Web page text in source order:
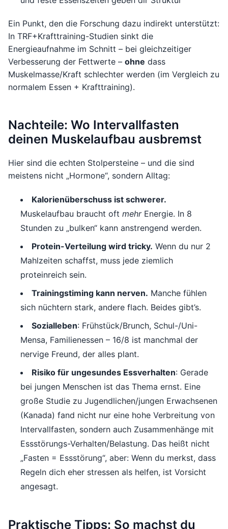
Ein Punkt, den die Forschung dazu indirekt unterstützt:
In TRF+Krafttraining-Studien sinkt die
Energieaufnahme im Schnitt – bei gleichzeitiger
Verbesserung der Fettwerte – ohne dass
Muskelmasse/Kraft schlechter werden (im Vergleich zu
normalem Essen + Krafttraining).
Nachteile: Wo Intervallfasten
deinen Muskelaufbau ausbremst
Hier sind die echten Stolpersteine – und die sind
meistens nicht „Hormone“, sondern Alltag:
Kalorienüberschuss ist schwerer.
Muskelaufbau braucht oft mehrEnergie. In 8
Stunden zu „bulken“ kann anstrengend werden.
Protein-Verteilung wird tricky. Wenn du nur 2
Mahlzeiten schaffst, muss jede ziemlich
proteinreich sein.
Trainingstiming kann nerven. Manche fühlen
sich nüchtern stark, andere flach. Beides gibt’s.
Sozialleben: Frühstück/Brunch, Schul-/Uni-
Mensa, Familienessen – 16/8 ist manchmal der
nervige Freund, der alles plant.
Risiko für ungesundes Essverhalten: Gerade
bei jungen Menschen ist das Thema ernst. Eine
große Studie zu Jugendlichen/jungen Erwachsenen
(Kanada) fand nicht nur eine hohe Verbreitung von
Intervallfasten, sondern auch Zusammenhänge mit
Essstörungs-Verhalten/Belastung. Das heißt nicht
„Fasten = Essstörung“, aber: Wenn du merkst, dass
Regeln dich eher stressen als helfen, ist Vorsicht
angesagt.
Praktische Tipps: So machst du